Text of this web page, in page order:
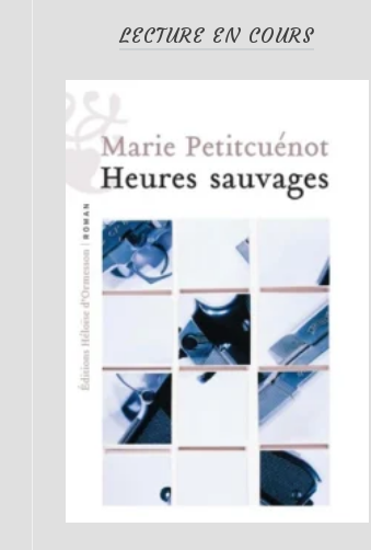
LECTURE EN COURS